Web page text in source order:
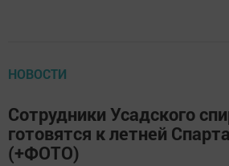
НОВОСТИ
Сотрудники Усадского
готовятся к летней
(+ФОТО)